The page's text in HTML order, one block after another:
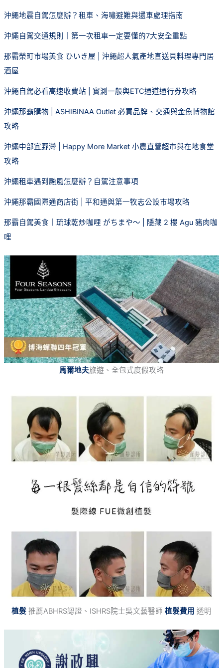
沖繩地震自駕怎麼辦？租車、海嘯避難與還車處理指南
沖繩自駕交通規則｜第一次租車一定要懂的7大安全重點
那霸榮町市場美食 ひいき屋 | 沖繩超人氣產地直送貝料理專門居
酒屋
沖繩自駕必看高速收費站 | 實測一般與ETC通道通行券攻略
沖繩那霸購物 | ASHIBINAA Outlet 必買品牌、交通與金魚博物館
攻略
沖繩中部宜野灣 | Happy More Market 小農直營超市與在地食堂
攻略
沖繩租車遇到颱風怎麼辦？自駕注意事項
沖繩那霸國際通商店街 | 平和通與第一牧志公設市場攻略
那霸自駕美食｜琉球乾炒咖哩 がちまや～ | 隱藏 2 樓 Agu 豬肉咖
哩
馬爾地夫旅遊、全包式度假攻略
植髮 推薦ABHRS認證、ISHRS院士吳文藝醫師 植髮費用 透明